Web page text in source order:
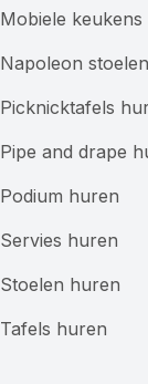
Mobiele
Napoleon
Picknicktafels
Pipe and drape
Podium huren
Servies huren
Stoelen huren
Tafels huren